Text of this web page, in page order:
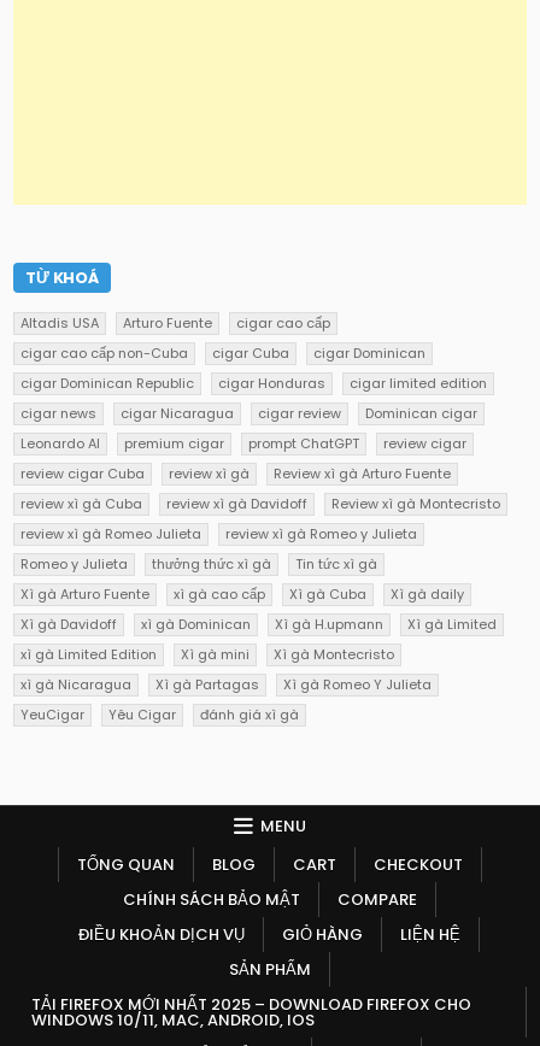
TỪ KHOÁ
Altadis USA Arturo Fuente
cigar cao cấp
cigar cao cấp non-Cuba
cigar Cuba
cigar Dominican
cigar Dominican Republic
cigar Honduras
cigar limited edition
cigar news
cigar Nicaragua cigar review
Dominican cigar
Leonardo AI
premium cigar prompt ChatGPT
review cigar
review cigar Cuba
review xì gà
Review xì gà Arturo Fuente
review xì gà Cuba
review xì gà Davidoff
Review xì gà Montecristo
review xì gà Romeo Julieta
review xì gà Romeo y Julieta
Romeo y Julieta
thưởng thức xì gà
Tin tức xì gà
Xì gà Arturo Fuente
xì gà cao cấp Xì gà Cuba
Xì gà daily
Xì gà Davidoff
xì gà Dominican Xì gà H.upmann
Xì gà Limited
xì gà Limited Edition
Xì gà mini
Xì gà Montecristo
xì gà Nicaragua
Xì gà Partagas
Xì gà Romeo Y Julieta
YeuCigar
Yêu Cigar đánh giá xì gà
MENU
TỔNG QUAN
BLOG CART
CHECKOUT
CHÍNH SÁCH BẢO MẬT
COMPARE
ĐIỀU KHOẢN DỊCH VỤ
GIỎ HÀNG
LIỆN HỆ
SẢN PHẨM
TẢI FIREFOX MỚI NHẤT 2025 – DOWNLOAD FIREFOX CHO
WINDOWS 10/11, MAC, ANDROID, IOS